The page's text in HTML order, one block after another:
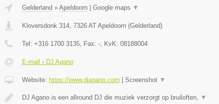
Gelderland » Apeldoorn | Google maps ▼
Kloversdonk 314 7326 AT Apeldoorn (Gelderland)
Tel: +316 1700 3135 , Fax: - , KvK: 08188004
E-mail › DJ Agano
Website: https://www.djagano.com | Screenshot ▼
DJ Agano is een allround DJ die muziek verzorgt op bruiloften, ▼